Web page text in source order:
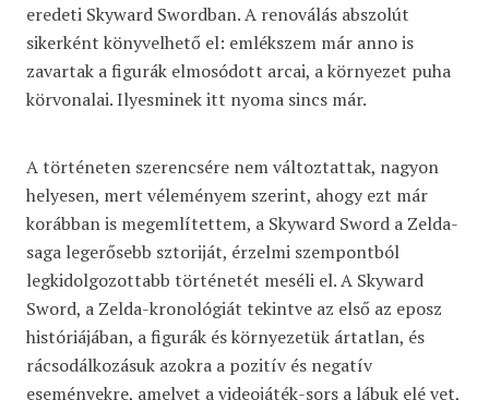
eredeti Skyward Swordban. A renoválás abszolút
sikerként könyvelhető el: emlékszem már anno is
zavartak a figurák elmosódott arcai, a környezet puha
körvonalai. Ilyesminek itt nyoma sincs már.
A történeten szerencsére nem változtattak, nagyon
helyesen, mert véleményem szerint, ahogy ezt már
korábban is megemlítettem, a Skyward Sword a Zelda-
saga legerősebb sztoriját, érzelmi szempontból
legkidolgozottabb történetét meséli el. A Skyward
Sword, a Zelda-kronológiát tekintve az első az eposz
históriájában, a figurák és környezetük ártatlan, és
rácsodálkozásuk azokra a pozitív és negatív
eseményekre, amelyet a videojáték-sors a lábuk elé vet,